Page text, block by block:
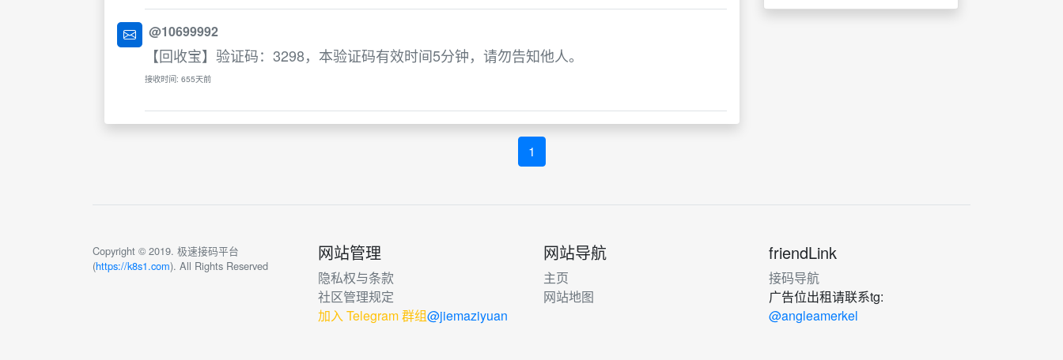
@10699992
【回收宝】验证码：3298，本验证码有效时间5分钟，请勿告知他人。
接收时间: 655天前
1
Copyright © 2019. 极速接码平台
(https://k8s1.com). All Rights Reserved
网站管理
隐私权与条款
社区管理规定
加入 Telegram 群组@jiemaziyuan
网站导航
主页
网站地图
friendLink
接码导航
广告位出租请联系tg:
@angleamerkel